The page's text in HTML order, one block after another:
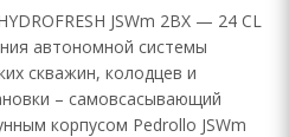
JSWm 2BX — 24 CL
автономной системы
скважин, колодцев и
– самовсасывающий
корпусом Pedrollo JSWm